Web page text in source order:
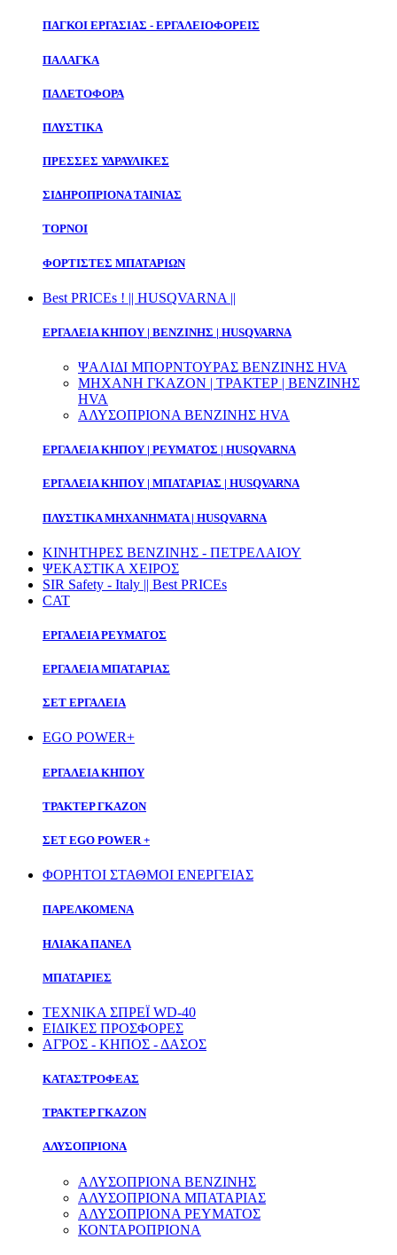
ΠΑΓΚΟΙ ΕΡΓΑΣΙΑΣ - ΕΡΓΑΛΕΙΟΦΟΡΕΙΣ
ΠΑΛΑΓΚΑ
ΠΑΛΕΤΟΦΟΡΑ
ΠΛΥΣΤΙΚΑ
ΠΡΕΣΣΕΣ ΥΔΡΑΥΛΙΚΕΣ
ΣΙΔΗΡΟΠΡΙΟΝΑ ΤΑΙΝΙΑΣ
ΤΟΡΝΟΙ
ΦΟΡΤΙΣΤΕΣ ΜΠΑΤΑΡΙΩΝ
Best PRICEs ! || HUSQVARNA ||
ΕΡΓΑΛΕΙΑ ΚΗΠΟΥ | ΒΕΝΖΙΝΗΣ | HUSQVARNA
ΨΑΛΙΔΙ ΜΠΟΡΝΤΟΥΡΑΣ ΒΕΝΖΙΝΗΣ HVA
ΜΗΧΑΝΗ ΓΚΑΖΟΝ | ΤΡΑΚΤΕΡ | ΒΕΝΖΙΝΗΣ
HVA
ΑΛΥΣΟΠΡΙΟΝΑ ΒΕΝΖΙΝΗΣ HVA
ΕΡΓΑΛΕΙΑ ΚΗΠΟΥ | ΡΕΥΜΑΤΟΣ | HUSQVARNA
ΕΡΓΑΛΕΙΑ ΚΗΠΟΥ | ΜΠΑΤΑΡΙΑΣ | HUSQVARNA
ΠΛΥΣΤΙΚΑ ΜΗΧΑΝΗΜΑΤΑ | HUSQVARNA
ΚΙΝΗΤΗΡΕΣ ΒΕΝΖΙΝΗΣ - ΠΕΤΡΕΛΑΙΟΥ
ΨΕΚΑΣΤΙΚΑ ΧΕΙΡΟΣ
SIR Safety - Italy || Best PRICEs
CAT
ΕΡΓΑΛΕΙΑ ΡΕΥΜΑΤΟΣ
ΕΡΓΑΛΕΙΑ ΜΠΑΤΑΡΙΑΣ
ΣΕΤ ΕΡΓΑΛΕΙΑ
EGO POWER+
ΕΡΓΑΛΕΙΑ ΚΗΠΟΥ
ΤΡΑΚΤΕΡ ΓΚΑΖΟΝ
ΣΕΤ EGO POWER +
ΦΟΡΗΤΟΙ ΣΤΑΘΜΟΙ ΕΝΕΡΓΕΙΑΣ
ΠΑΡΕΛΚΟΜΕΝΑ
ΗΛΙΑΚΑ ΠΑΝΕΛ
ΜΠΑΤΑΡΙΕΣ
ΤΕΧΝΙΚΑ ΣΠΡΕΪ WD-40
ΕΙΔΙΚΕΣ ΠΡΟΣΦΟΡΕΣ
ΑΓΡΟΣ - ΚΗΠΟΣ - ΔΑΣΟΣ
ΚΑΤΑΣΤΡΟΦΕΑΣ
ΤΡΑΚΤΕΡ ΓΚΑΖΟΝ
ΑΛΥΣΟΠΡΙΟΝΑ
ΑΛΥΣΟΠΡΙΟΝΑ ΒΕΝΖΙΝΗΣ
ΑΛΥΣΟΠΡΙΟΝΑ ΜΠΑΤΑΡΙΑΣ
ΑΛΥΣΟΠΡΙΟΝΑ ΡΕΥΜΑΤΟΣ
ΚΟΝΤΑΡΟΠΡΙΟΝΑ